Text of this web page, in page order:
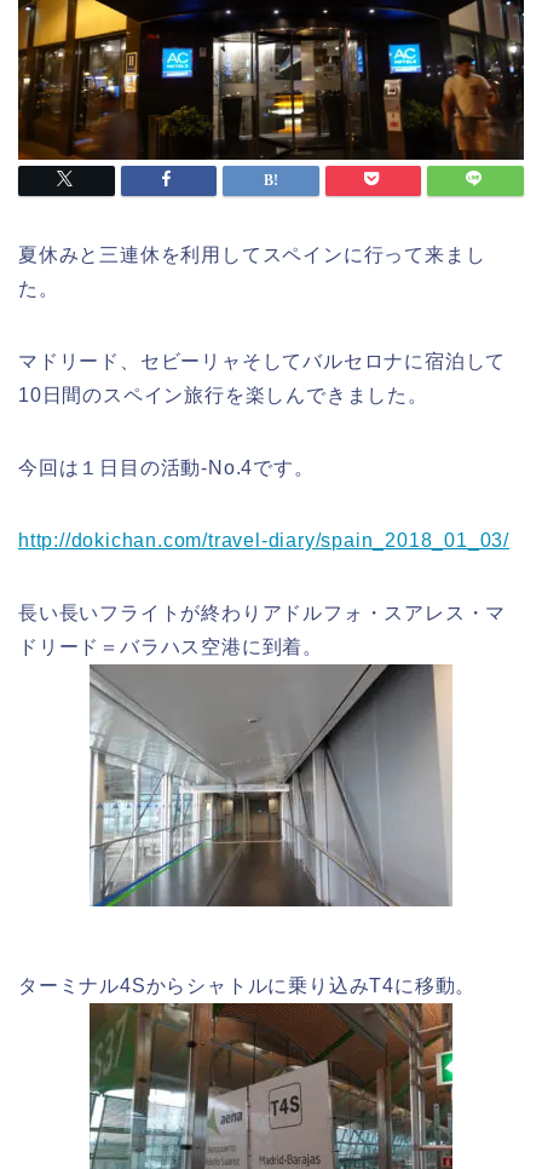
夏休みと三連休を利用してスペインに行って来まし
た。
マドリード、セビーリャそしてバルセロナに宿泊して
10日間のスペイン旅行を楽しんできました。
今回は１日目の活動-No.4です。
http://dokichan.com/travel-diary/spain_2018_01_03/
長い長いフライトが終わりアドルフォ・スアレス・マ
ドリード＝バラハス空港に到着。
ターミナル4Sからシャトルに乗り込みT4に移動。